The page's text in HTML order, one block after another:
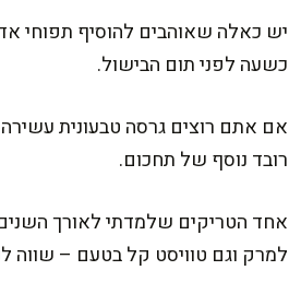
יש כאלה שאוהבים להוסיף תפוחי
כשעה לפני תום הבישול.
אם אתם רוצים גרסה טבעונית
רובד נוסף של תחכום.
אחד הטריקים שלמדתי לאורך
למרק וגם טוויסט קל בטעם – שווה